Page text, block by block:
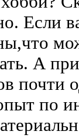
Если
А
почти
по